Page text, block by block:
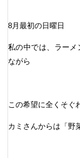
8月最初の日曜日
私の中では、ラー
ながら
この希望に全くそぐ
カミさんからは「野